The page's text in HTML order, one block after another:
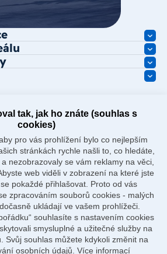
tak, jak ho znáte (souhlas s
cookies)
pro vás prohlížení bylo co nejlepším
stránkách rychle našli to, co hledáte,
nezobrazovaly se vám reklamy na věci,
web viděli v zobrazení na které jste
pokaždé přihlašovat. Proto od vás
zpracováním souborů cookies - malých
ukládají ve vašem prohlížeči.
souhlasíte s nastavením cookies
smysluplné a užitečné služby na
Svůj souhlas můžete kdykoli změnit na
osobních údajů. Více informací